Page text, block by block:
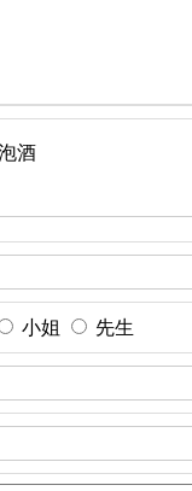
酒
小姐 先生